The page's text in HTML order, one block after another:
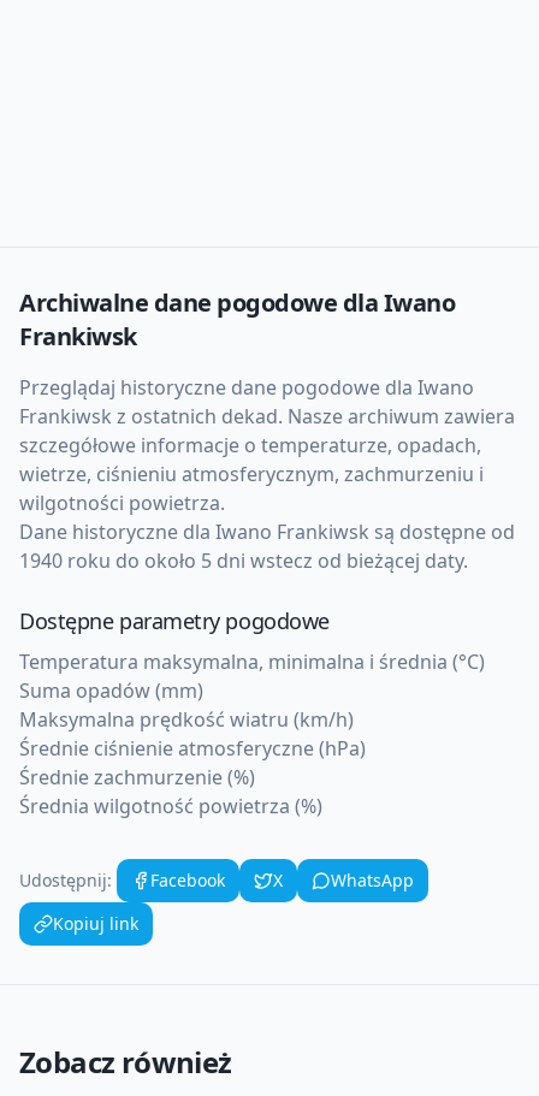
Archiwalne dane pogodowe dlaIwano
Frankiwsk
Przeglądaj historyczne dane pogodowe dla Iwano
Frankiwsk z ostatnich dekad. Nasze archiwum zawiera
szczegółowe informacje o temperaturze, opadach,
wietrze, ciśnieniu atmosferycznym, zachmurzeniu i
wilgotności powietrza.
Dane historyczne dla Iwano Frankiwsk są dostępne od
1940 roku do około 5 dni wstecz od bieżącej daty.
Dostępne parametry pogodowe
Temperatura maksymalna, minimalna i średnia (°C)
Suma opadów (mm)
Maksymalna prędkość wiatru (km/h)
Średnie ciśnienie atmosferyczne (hPa)
Średnie zachmurzenie (%)
Średnia wilgotność powietrza (%)
Udostępnij: Facebook X
WhatsApp
Kopiuj link
Zobacz również